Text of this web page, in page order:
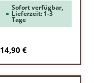
Sofort verfügbar,
Lieferzeit: 1-3
Tage
Regulärer Preis:
14,90 €